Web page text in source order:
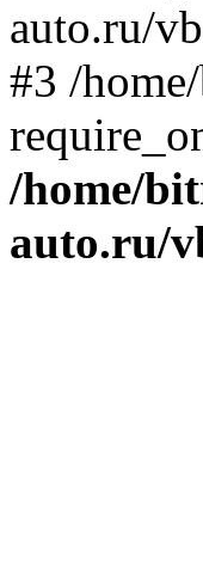
auto.ru/
#3 /
/home/
auto.ru/